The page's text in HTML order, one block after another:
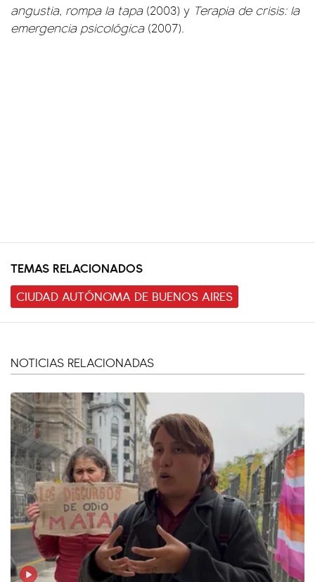
angustia, rompa la tapa (2003) y Terapia de crisis: la
emergencia psicológica (2007).
TEMAS RELACIONADOS
CIUDAD AUTÓNOMA DE BUENOS AIRES
NOTICIAS RELACIONADAS